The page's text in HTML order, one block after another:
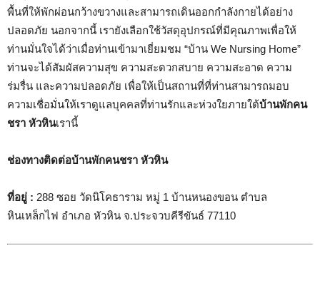
พื้นที่ให้พักผ่อนกว้างขวางและสามารถเดินออกกำลังกายได้อย่าง
ปลอดภัย นอกจากนี้ เรายังเลือกใช้วัสดุอุปกรณ์ที่มีคุณภาพเพื่อให้
ท่านมั่นใจได้ว่าเมื่อท่านเข้ามาเยี่ยมชม “บ้าน We Nursing Home”
ท่านจะได้สัมผัสความสุข ความสะดวกสบาย ความสะอาด ความ
ร่มรื่น และความปลอดภัย เพื่อให้เป็นสถานที่ที่ท่านสามารถมอบ
ความเชื่อมั่นให้เราดูแลบุคคลที่ท่านรักและห่วงใยภายใต้บ้านพักคน
ชรา หัวหินเรานี้
ช่องทางติดต่อบ้านพักคนชรา หัวหิน
ที่อยู่ : 288 ซอย วัดนิโคธาราม หมู่ 1 บ้านหนองขอน ตำบล
หินเหล็กไฟ อำเภอ หัวหิน จ.ประจวบคีรีขันธ์ 77110